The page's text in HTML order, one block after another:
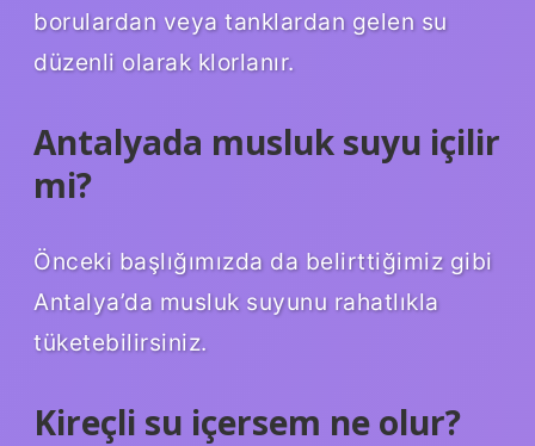
borulardan veya tanklardan gelen su
düzenli olarak klorlanır.
Antalyada musluk suyu içilir
mi?
Önceki başlığımızda da belirttiğimiz gibi
Antalya’da musluk suyunu rahatlıkla
tüketebilirsiniz.
Kireçli su içersem ne olur?